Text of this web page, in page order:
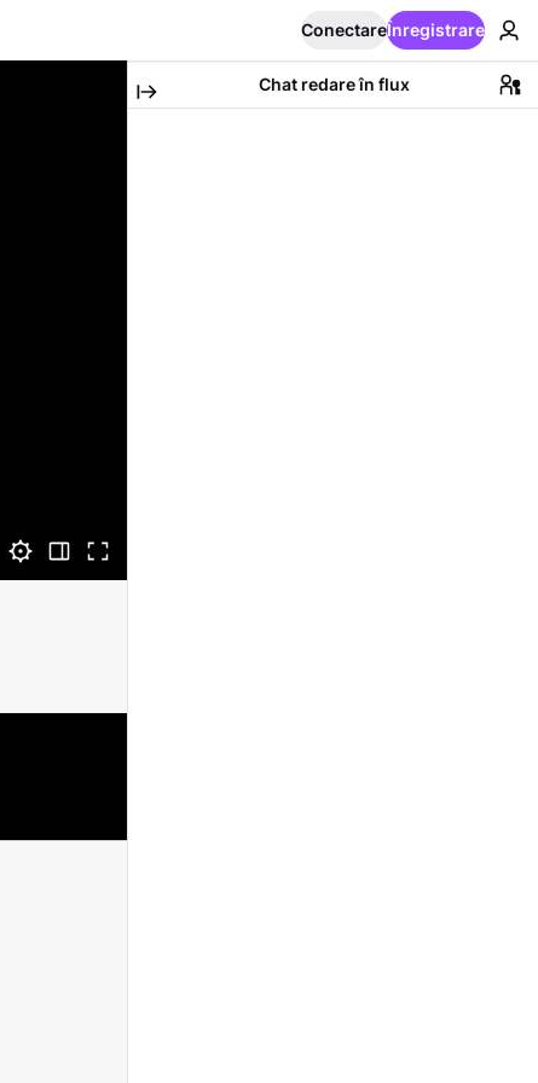
ConectareÎnregistrare
Chat redare în flux